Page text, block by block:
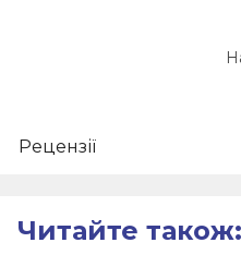
Рецензії
Читайте також: